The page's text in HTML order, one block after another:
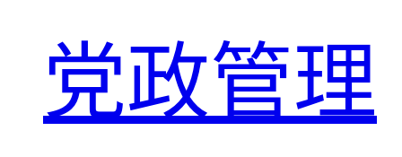
党政管理